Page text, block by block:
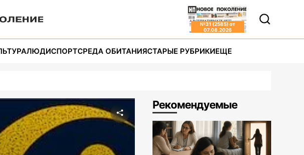
№31 (2585) от
07.08.2026
ЛЮДИСПОРТСРЕДА ОБИТАНИЯСТАРЫЕ РУБРИКИЕЩЕ
Рекомендуемые